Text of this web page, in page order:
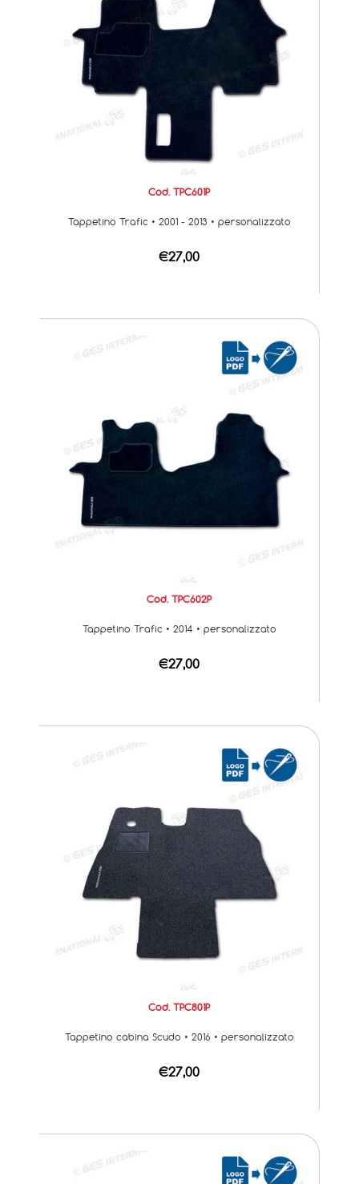
Cod. TPC601P
Tappetino Trafic • 2001 - 2013 • personalizzato
€27,00
Cod. TPC602P
Tappetino Trafic • 2014 • personalizzato
€27,00
Cod. TPC801P
Tappetino cabina Scudo • 2016 • personalizzato
€27,00